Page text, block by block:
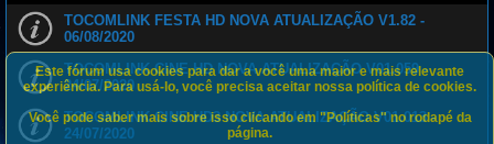
TOCOMLINK FESTA HD NOVA ATUALIZAÇÃO V1.82 -
06/08/2020
TOCOMLINK CINE HD NOVA ATUALIZAÇÃO V01.059 -
24/07/2020
TOCOMLINK CINE HD3 NOVA ATUALIZAÇÃO V01.013 -
24/07/2020
Este fórum usa cookies para dar a você uma maior e mais relevante
experiência. Para usá-lo, você precisa aceitar nossa política de cookies.
Você pode saber mais sobre isso clicando em "Políticas" no rodapé da
página.